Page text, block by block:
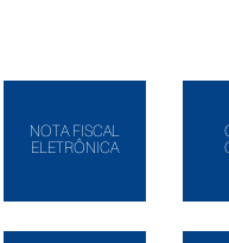
NOTA FISCAL
ELETRÔNICA